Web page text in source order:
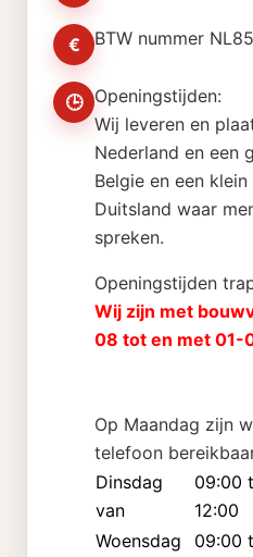
€ BTW nummer
🕒 Openingstijden:
Wij leveren en
Nederland en een
Belgie en een
Duitsland waar
spreken.
Openingstijden
Wij zijn met
08 tot en met 01-
Op Maandag zijn
telefoon
Dinsdag
van
09:00
12:00
Woensdag
09:00